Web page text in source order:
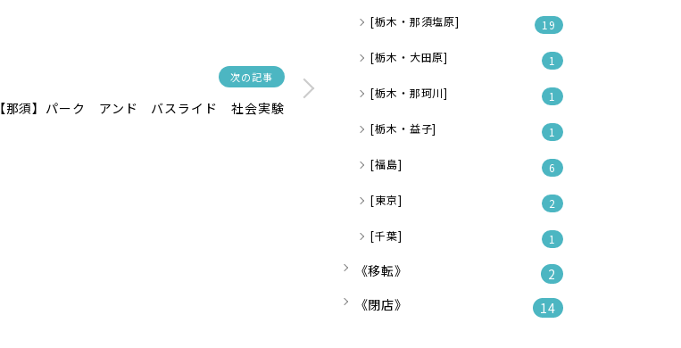
次の記事
【那須】パーク アンド バスライド 社会実験
[栃木・那須塩原] 19
[栃木・大田原] 1
[栃木・那珂川] 1
[栃木・益子] 1
[福島] 6
[東京] 2
[千葉] 1
《移転》
2
《閉店》
14